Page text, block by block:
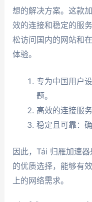
想的解决方案。这款
效的连接和稳定的服
松访问国内的网站和
体验。
专为中国用户
题。
高效的连接服
稳定且可靠：
因此，Tải 归雁加速
的优质选择，能够有
上的网络需求。